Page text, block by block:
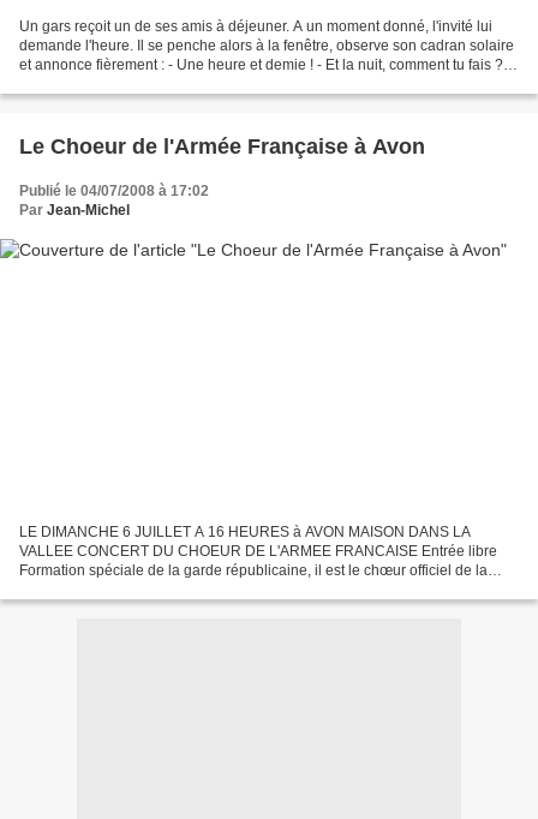
Un gars reçoit un de ses amis à déjeuner. A un moment donné, l'invité lui
demande l'heure. Il se penche alors à la fenêtre, observe son cadran solaire
et annonce fièrement : - Une heure et demie ! - Et la nuit, comment tu fais ? -
Le Choeur de l'Armée Française à Avon
Publié le 04/07/2008 à 17:02
Par Jean-Michel
LE DIMANCHE 6 JUILLET A 16 HEURES à AVON MAISON DANS LA
VALLEE CONCERT DU CHOEUR DE L'ARMEE FRANCAISE Entrée libre
Formation spéciale de la garde républicaine, il est le chœur officiel de la